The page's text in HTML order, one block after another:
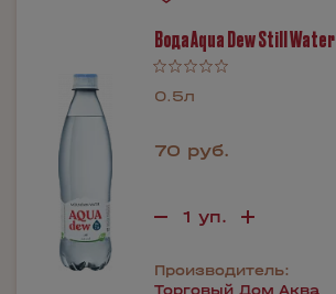
Вода Aqua Dew Still Water
0.5л
70 руб.
Производитель:
Торговый Дом Аква